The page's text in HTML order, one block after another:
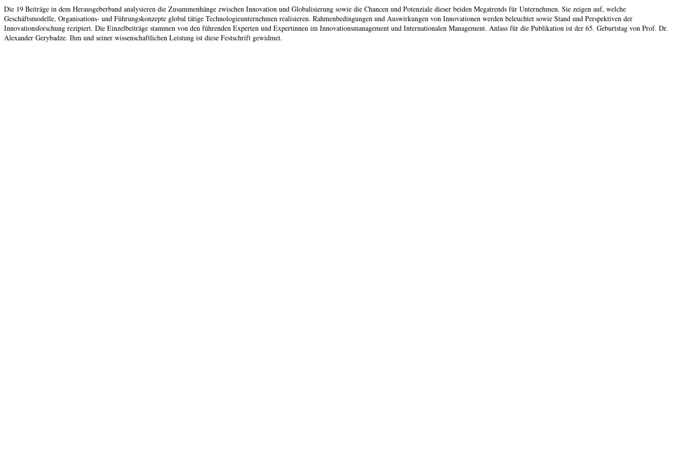
Die 19 Beiträge in dem Herausgeberband analysieren die Zusammenhänge zwischen Innovation und Globalisierung sowie die Chancen und Potenziale dieser beiden Megatrends für Unternehmen. Sie zeigen auf, welche
Geschäftsmodelle, Organisations- und Führungskonzepte global tätige Technologieunternehmen realisieren. Rahmenbedingungen und Auswirkungen von Innovationen werden beleuchtet sowie Stand und Perspektiven der
Innovationsforschung rezipiert. Die Einzelbeiträge stammen von den führenden Experten und Expertinnen im Innovationsmanagement und Internationalen Management. Anlass für die Publikation ist der 65. Geburtstag von Prof. Dr.
Alexander Gerybadze. Ihm und seiner wissenschaftlichen Leistung ist diese Festschrift gewidmet.